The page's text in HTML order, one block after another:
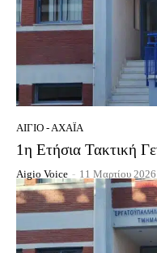
ΑΊΓΙΟ - ΑΧΑΪ́Α
1η Ετήσια Τακτική
Aigio Voice - 11 Μαρτίου 2026